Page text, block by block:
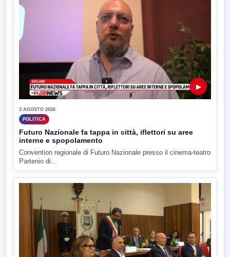
▶
3 AGOSTO 2026
POLITICA
Futuro Nazionale fa tappa in città, iflettori su aree
interne e spopolamento
Convention regionale di Futuro Nazionale presso il cinema-teatro
Partenio di...